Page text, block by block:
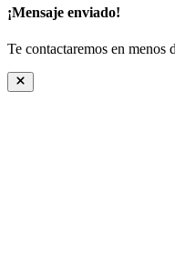
¡Mensaje enviado!
Te contactaremos en menos